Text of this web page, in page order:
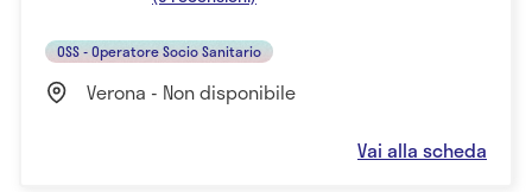
OSS - Operatore Socio Sanitario
Verona - Non disponibile
Vai alla scheda